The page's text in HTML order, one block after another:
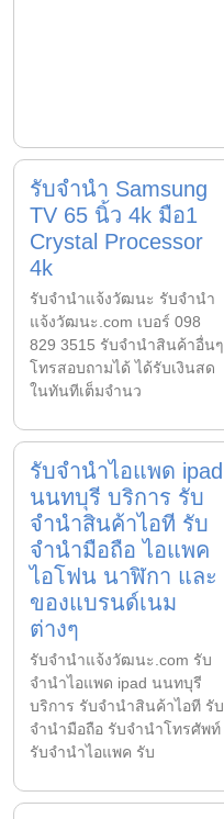
รับจำนำ Samsung
TV 65 นิ้ว 4k มือ1
Crystal Processor
4k
รับจํานําแจ้งวัฒนะ รับจํานํา
แจ้งวัฒนะ.com เบอร์ 098
829 3515 รับจำนำสินค้าอื่นๆ
โทรสอบถามได้ ได้รับเงินสด
ในทันทีเต็มจำนว
รับจำนำไอแพด ipad
นนทบุรี บริการ รับ
จำนำสินค้าไอที รับ
จำนำมือถือ ไอแพค
ไอโฟน นาฬิกา และ
ของแบรนด์เนม
ต่างๆ
รับจํานําแจ้งวัฒนะ.com รับ
จำนำไอแพด ipad นนทบุรี
บริการ รับจำนำสินค้าไอที รับ
จำนำมือถือ รับจำนำโทรศัพท์
รับจำนำไอแพค รับ